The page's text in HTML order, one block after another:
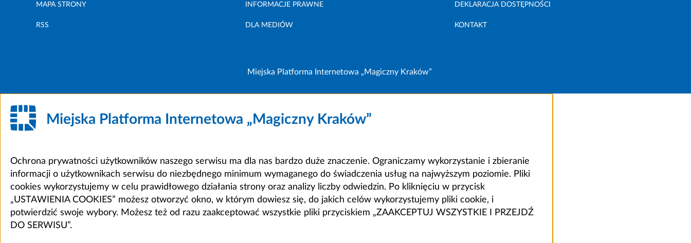
MAPA STRONY INFORMACJE PRAWNE DEKLARACJA DOSTĘPNOŚCI
RSS DLA MEDIÓW KONTAKT
Miejska Platforma Internetowa „Magiczny Kraków”
Miejska Platforma Internetowa „Magiczny Kraków”
Ochrona prywatności użytkowników naszego serwisu ma dla nas bardzo duże znaczenie. Ograniczamy wykorzystanie i zbieranie
informacji o użytkownikach serwisu do niezbędnego minimum wymaganego do świadczenia usług na najwyższym poziomie. Pliki
cookies wykorzystujemy w celu prawidłowego działania strony oraz analizy liczby odwiedzin. Po kliknięciu w przycisk
„USTAWIENIA COOKIES” możesz otworzyć okno, w którym dowiesz się, do jakich celów wykorzystujemy pliki cookie, i
potwierdzić swoje wybory. Możesz też od razu zaakceptować wszystkie pliki przyciskiem „ZAAKCEPTUJ WSZYSTKIE I PRZEJDŹ
DO SERWISU”.